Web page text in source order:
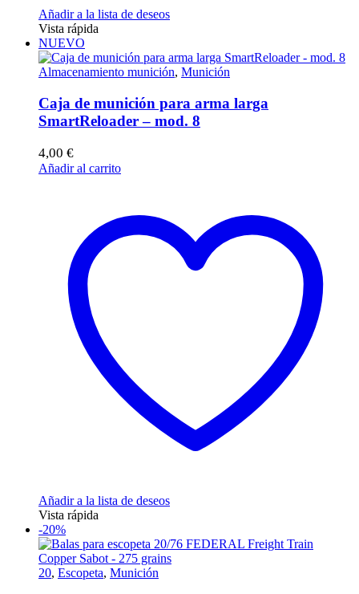
Añadir a la lista de deseos
Vista rápida
NUEVO
Almacenamiento munición, Munición
Caja de munición para arma larga
SmartReloader – mod. 8
4,00 €
Añadir al carrito
Añadir a la lista de deseos
Vista rápida
-20%
20, Escopeta, Munición